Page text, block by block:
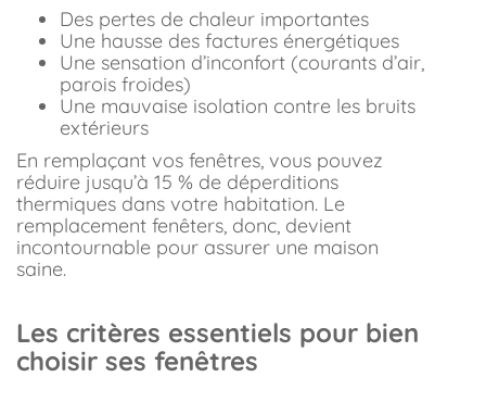
Des pertes de chaleur importantes
Une hausse des factures énergétiques
Une sensation d’inconfort (courants d’air,
parois froides)
Une mauvaise isolation contre les bruits
extérieurs
En remplaçant vos fenêtres, vous pouvez
réduire jusqu’à 15 % de déperditions
thermiques dans votre habitation. Le
remplacement fenêters, donc, devient
incontournable pour assurer une maison
saine.
Les critères essentiels pour bien
choisir ses fenêtres